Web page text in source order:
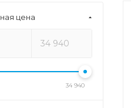
цена
34 940